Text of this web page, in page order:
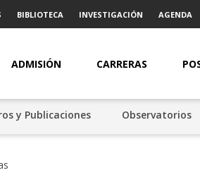
BIBLIOTECA INVESTIGACIÓN AGENDA
ADMISIÓN CARRERAS
y Publicaciones Observatorios